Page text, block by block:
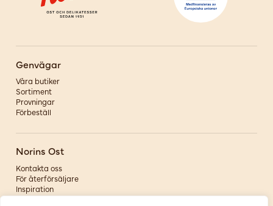
Genvägar
Våra butiker
Sortiment
Provningar
Förbeställ
Norins Ost
Kontakta oss
För återförsäljare
Inspiration
Om oss